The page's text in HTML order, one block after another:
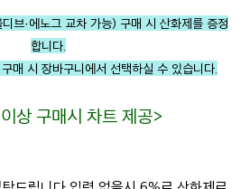
브·에노그 교차 가능) 구매 시 산화제를 증정
합니다.
매 시 장바구니에서 선택하실 수 있습니다.
상 구매시 차트 제공>